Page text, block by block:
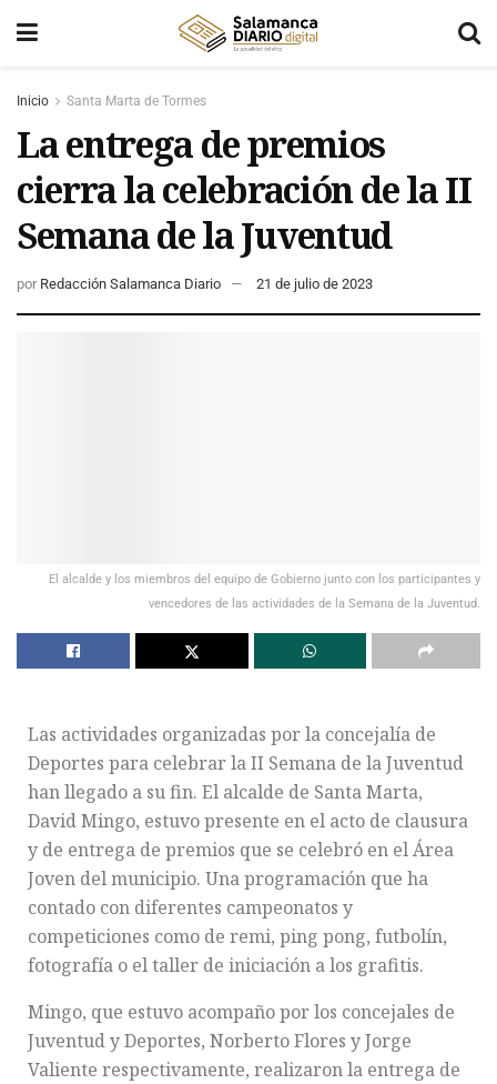
Inicio Santa Marta de Tormes
La entrega de premios
cierra la celebración de la II
Semana de la Juventud
por Redacción Salamanca Diario 21 de julio de 2023
El alcalde y los miembros del equipo de Gobierno junto con los participantes y
vencedores de las actividades de la Semana de la Juventud.
Las actividades organizadas por la concejalía de
Deportes para celebrar la II Semana de la Juventud
han llegado a su fin. El alcalde de Santa Marta,
David Mingo, estuvo presente en el acto de clausura
y de entrega de premios que se celebró en el Área
Joven del municipio. Una programación que ha
contado con diferentes campeonatos y
competiciones como de remi, ping pong, futbolín,
fotografía o el taller de iniciación a los grafitis.
Mingo, que estuvo acompaño por los concejales de
Juventud y Deportes, Norberto Flores y Jorge
Valiente respectivamente, realizaron la entrega de